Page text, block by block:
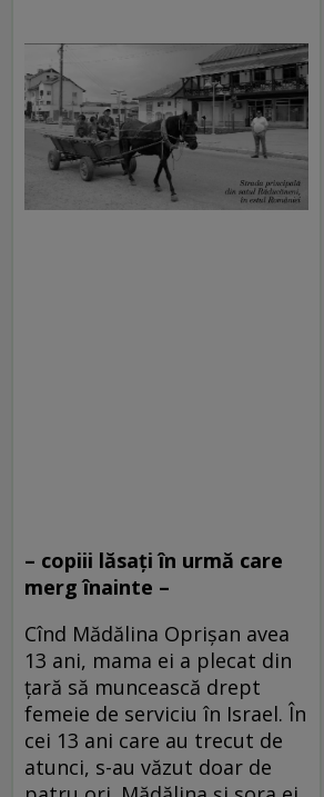
– copiii lăsaţi în urmă care
merg înainte –
Cînd Mădălina Oprişan avea
13 ani, mama ei a plecat din
ţară să muncească drept
femeie de serviciu în Israel. În
cei 13 ani care au trecut de
atunci, s-au văzut doar de